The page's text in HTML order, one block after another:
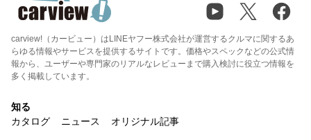
carview!（カービュー）はLINEヤフー株式会社が運営するクルマに関するあ
らゆる情報やサービスを提供するサイトです。価格やスペックなどの公式情
報から、ユーザーや専門家のリアルなレビューまで購入検討に役立つ情報を
多く掲載しています。
知る
カタログ
ニュース オリジナル記事